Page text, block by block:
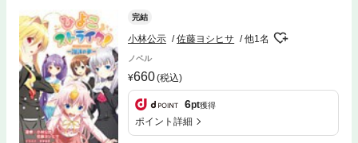
完結
小林公示 佐藤ヨシヒサ 他1名
ノベル
660(税込)
6pt獲得
ポイント詳細